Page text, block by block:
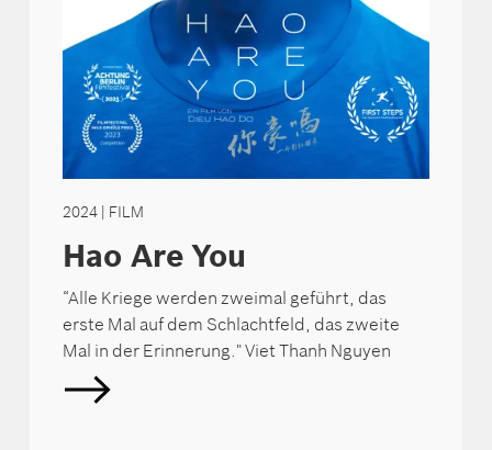
2024 | FILM
Hao Are You
“Alle Kriege werden zweimal geführt, das
erste Mal auf dem Schlachtfeld, das zweite
Mal in der Erinnerung." Viet Thanh Nguyen